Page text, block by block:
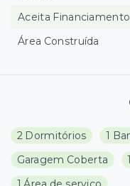
2 Dormitórios 1
Garagem Coberta
Aceita Financiamento
Área Construída